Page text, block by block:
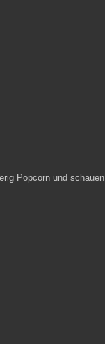
Popcorn und schauen